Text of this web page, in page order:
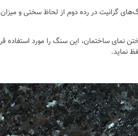
گرانیت در رده دوم از لحاظ سختی و
نمای ساختمان، این سنگ را مورد
نماید.